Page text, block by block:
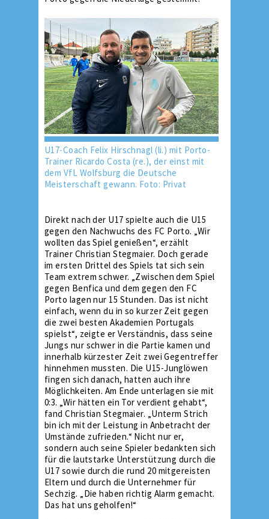
U17-Coach Felix Hirschnagl (li.) mit Porto-
Trainer Ricardo Costa (re.), der einst mit
dem VfL Wolfsburg die Deutsche
Meisterschaft gewann. Foto: Privat
Direkt nach der U17 spielte auch die U15
gegen den Nachwuchs des FC Porto. „Wir
wollten das Spiel genießen“, erzählt
Trainer Christian Stegmaier. Doch gerade
im ersten Drittel des Spiels tat sich sein
Team extrem schwer. „Zwischen dem Spiel
gegen Benfica und dem gegen den FC
Porto lagen nur 15 Stunden. Das ist nicht
einfach, wenn du in so kurzer Zeit gegen
die zwei besten Akademien Portugals
spielst“, zeigte er Verständnis, dass seine
Jungs nur schwer in die Partie kamen und
innerhalb kürzester Zeit zwei Gegentreffer
hinnehmen mussten. Die U15-Junglöwen
fingen sich danach, hatten auch ihre
Möglichkeiten. Am Ende unterlagen sie mit
0:3. „Wir hätten ein Tor verdient gehabt“,
fand Christian Stegmaier. „Unterm Strich
bin ich mit der Leistung in Anbetracht der
Umstände zufrieden.“ Nicht nur er,
sondern auch seine Spieler bedankten sich
für die lautstarke Unterstützung durch die
U17 sowie durch die rund 20 mitgereisten
Eltern und durch die Unternehmer für
Sechzig. „Die haben richtig Alarm gemacht.
Das hat uns geholfen!“